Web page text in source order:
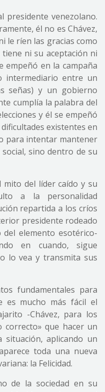
presidente venezolano.
él no es Chávez,
le ríen las gracias como
ni su aceptación ni
empeñó en la campaña
intermediario entre un
señas) y un gobierno
cumplía la palabra del
y él se empeñó
existentes en
para intentar mantener
sino dentro de su
del líder caído y su
a la personalidad
repartida a los críos
presidente rodeado
elemento esotérico-
en cuando, sigue
lo vea y transmita sus
fundamentales para
es mucho más fácil el
-Chávez, para los
correcto» que hacer un
aplicando un
toda una nueva
la Felicidad.
de la sociedad en su